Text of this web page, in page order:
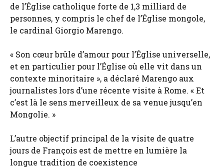
de l’Église catholique forte de 1,3 milliard de
personnes, y compris le chef de l’Église mongole,
le cardinal Giorgio Marengo.
« Son cœur brûle d’amour pour l’Église universelle,
et en particulier pour l’Église où elle vit dans un
contexte minoritaire », a déclaré Marengo aux
journalistes lors d’une récente visite à Rome. « Et
c’est là le sens merveilleux de sa venue jusqu’en
Mongolie. »
L’autre objectif principal de la visite de quatre
jours de François est de mettre en lumière la
longue tradition de coexistence